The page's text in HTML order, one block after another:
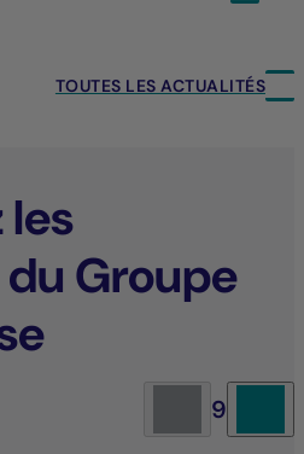
TOUTES LES ACTUALITÉS
les
Groupe
9